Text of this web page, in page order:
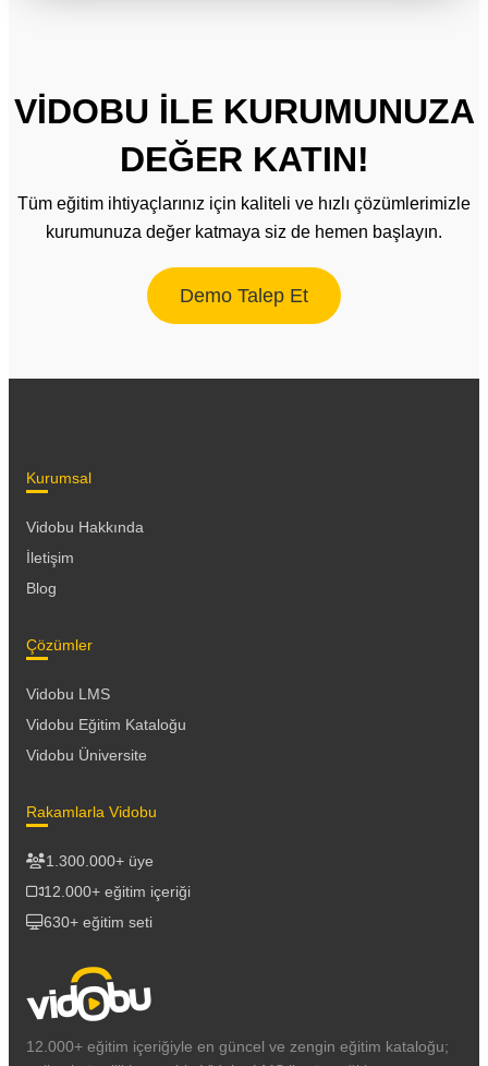
VİDOBU İLE KURUMUNUZA
DEĞER KATIN!
Tüm eğitim ihtiyaçlarınız için kaliteli ve hızlı çözümlerimizle
kurumunuza değer katmaya siz de hemen başlayın.
Demo Talep Et
Kurumsal
Vidobu Hakkında
İletişim
Blog
Çözümler
Vidobu LMS
Vidobu Eğitim Kataloğu
Vidobu Üniversite
Rakamlarla Vidobu
1.300.000+ üye
12.000+ eğitim içeriği
630+ eğitim seti
12.000+ eğitim içeriğiyle en güncel ve zengin eğitim kataloğu;